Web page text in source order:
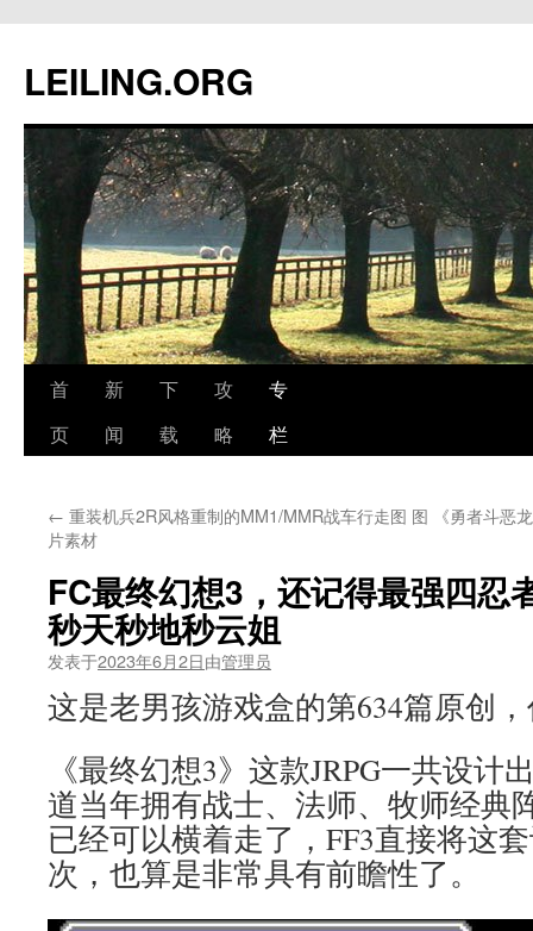
文
LEILING.ORG
首
页
新
闻
下
载
攻
略
专
栏
← 重装机兵2R风格重制的MM1/MMR战车行走图 图
片素材
《勇者斗恶
FC最终幻想3，还记得最强四忍
秒天秒地秒云姐
发表于2023年6月2日由管理员
这是老男孩游戏盒的第634篇原创
《最终幻想3》这款JRPG一共设计
道当年拥有战士、法师、牧师经典
已经可以横着走了，FF3直接将这
次，也算是非常具有前瞻性了。